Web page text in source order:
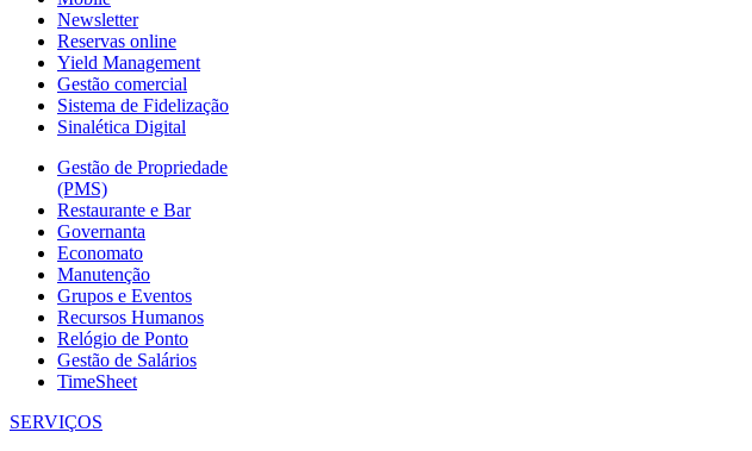
Newsletter
Reservas online
Yield Management
Gestão comercial
Sistema de Fidelização
Sinalética Digital
Gestão de Propriedade
(PMS)
Restaurante e Bar
Governanta
Economato
Manutenção
Grupos e Eventos
Recursos Humanos
Relógio de Ponto
Gestão de Salários
TimeSheet
SERVIÇOS